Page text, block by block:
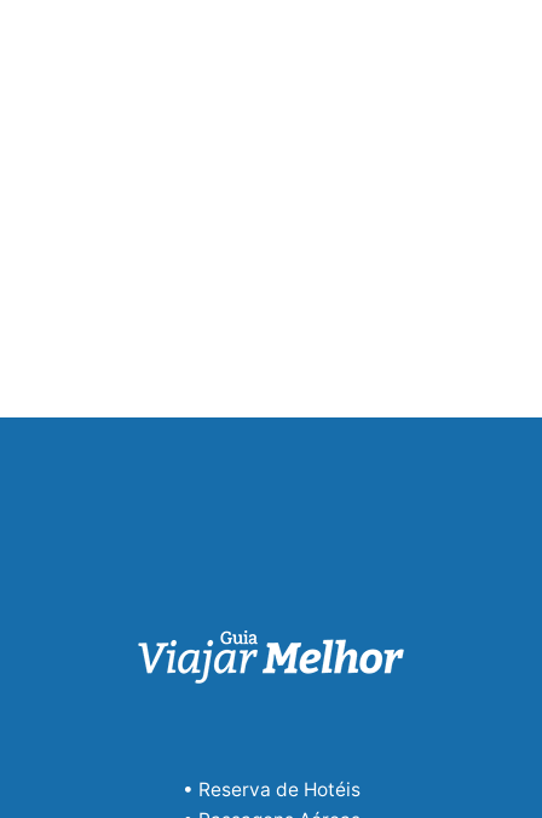
• Reserva de Hotéis